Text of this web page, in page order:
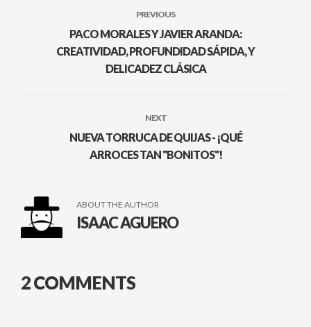
PREVIOUS
PACO MORALES Y JAVIER ARANDA:
CREATIVIDAD, PROFUNDIDAD SÁPIDA, Y
DELICADEZ CLÁSICA
NEXT
NUEVA TORRUCA DE QUIJAS - ¡QUÉ
ARROCES TAN "BONITOS"!
ABOUT THE AUTHOR
ISAAC AGUERO
2 COMMENTS